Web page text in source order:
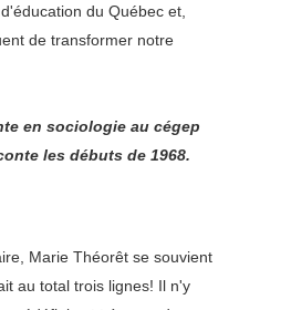
du Québec et,
de transformer notre
en sociologie au cégep
les débuts de 1968.
Marie Théorêt se souvient
au total trois lignes! Il n'y